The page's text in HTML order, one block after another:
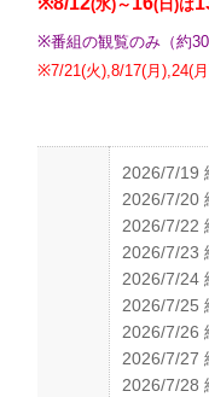
(水)～ (日)は
※番組の観覧のみ（約30
※7/21(火),8/17(月),24(月
2026/7/19
2026/7/20
2026/7/22
2026/7/23
2026/7/24
2026/7/25
2026/7/26
2026/7/27
2026/7/28